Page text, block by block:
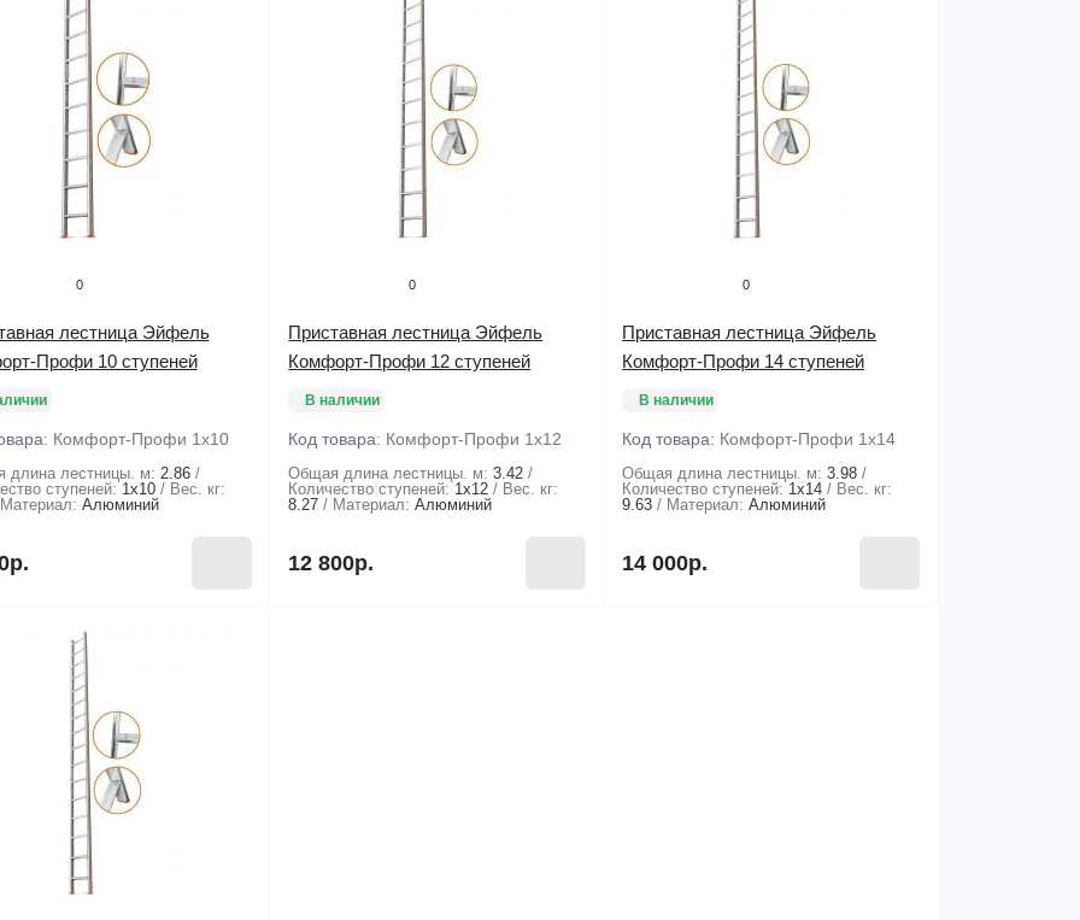
0
лестница Эйфель
Профи 10 ступеней
Комфорт-Профи 1х10
длина лестницы. м: 2.86
ступеней: 1х10
Вес. кг:
Материал: Алюминий
0
Приставная лестница Эйфель
Комфорт-Профи 12 ступеней
В наличии
Код товара: Комфорт-Профи 1х12
Общая длина лестницы. м: 3.42
Количество ступеней: 1х12
Вес. кг:
8.27
Материал: Алюминий
12 800р.
0
Приставная лестница Эйфель
Комфорт-Профи 14 ступеней
В наличии
Код товара: Комфорт-Профи 1х14
Общая длина лестницы. м: 3.98
Количество ступеней: 1х14
Вес. кг:
9.63
Материал: Алюминий
14 000р.